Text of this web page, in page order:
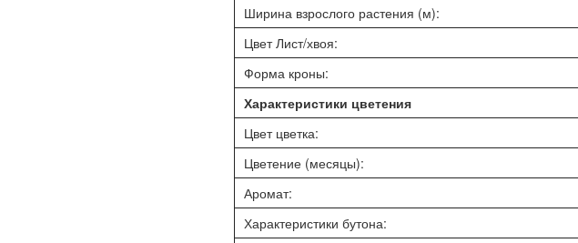
Ширина взрослого растения (м):
Цвет Лист/хвоя:
Форма кроны:
Характеристики цветения
Цвет цветка:
Цветение (месяцы):
Аромат:
Характеристики бутона: